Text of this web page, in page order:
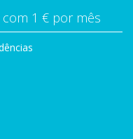
1 € por mês